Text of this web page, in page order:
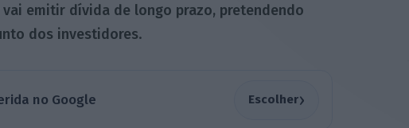
vai emitir dívida de longo prazo, pretendendo
dos investidores.
no Google Escolher›